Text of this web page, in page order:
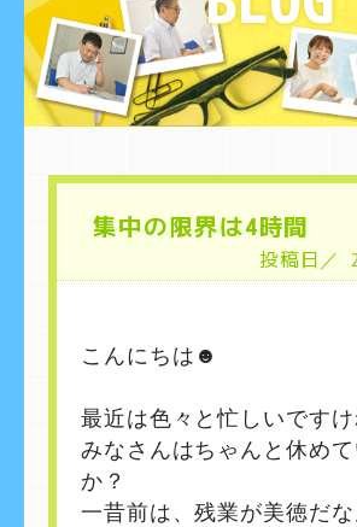
集中の限界は4時間
投稿日／
こんにちは☻
最近は色々と忙しいですけ
みなさんはちゃんと休め
か？
一昔前は、残業が美徳だな